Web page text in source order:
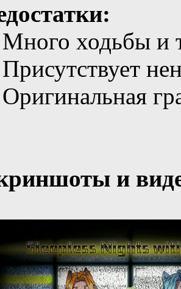
Много ходьбы и
Присутствует
Оригинальная
и